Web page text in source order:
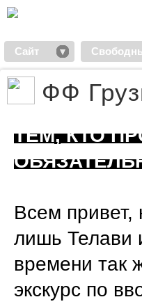
Сайт
ФФ
ТЕМ, КТО
Всем привет,
лишь Телави
времени так
экскурс по